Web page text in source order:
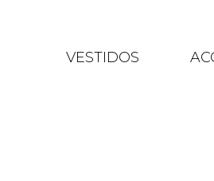
VESTIDOS